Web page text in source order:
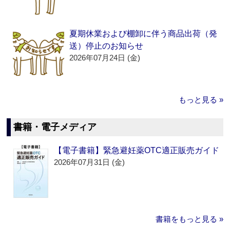
夏期休業および棚卸に伴う商品出荷（発
送）停止のお知らせ
2026年07月24日 (金)
もっと見る »
書籍・電子メディア
【電子書籍】緊急避妊薬OTC適正販売ガイド
2026年07月31日 (金)
書籍をもっと見る »